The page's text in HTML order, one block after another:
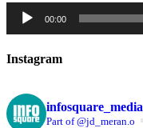
Audio
Player
00:00
Instagram
infosquare_media
Part of @jd_meran.o